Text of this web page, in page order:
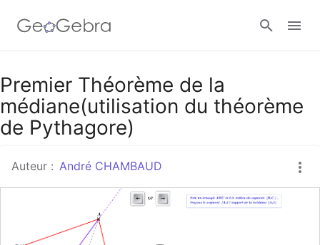
Google Classroom
Classe GeoGebra
Premier Théorème de la
médiane(utilisation du théorème
de Pythagore)
Auteur : André CHAMBAUD